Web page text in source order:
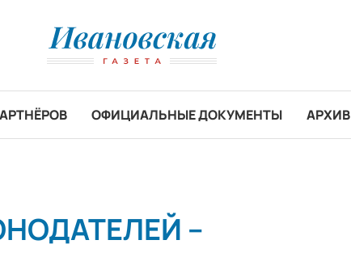
ОФИЦИАЛЬНЫЕ ДОКУМЕНТЫ АРХИВ
–